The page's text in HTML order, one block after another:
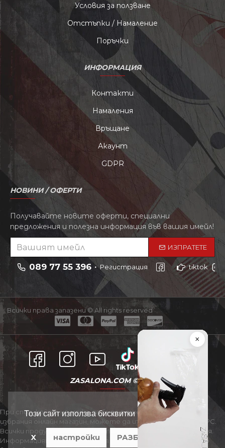
Този сайт използва бисквитки
X настройки РАЗБРАХ
×
Условия за ползване
Отстъпки / Намаление
Поръчки
ИНФОРМАЦИЯ
Контакти
Намаления
Връщане
Акаунт
GDPR
НОВИНИ / ОФЕРТИ
Получавайте новите оферти, специални
предложения и полезна информация във вашия имейл!
ИЗПРАТЕТЕ
089 77 55 396 Регистрация tiktok
Всички права запазени © All rights reserved
ZASALONA.COM © 2021
При спор, който не може да бъде решен съвместно с
избрания онлайн магазин, можете да използвате сайта ОРС.
Всички продукти в страницата подлежат на актуализация.
Информацията в страницата може да бъде променяна по